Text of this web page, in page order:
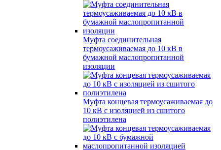
Муфта соединительная
термоусаживаемая до 10 кВ в
бумажной маслопропитанной
изоляции
Муфта концевая термоусаживаемая до
10 кВ с изоляцией из сшитого
полиэтилена